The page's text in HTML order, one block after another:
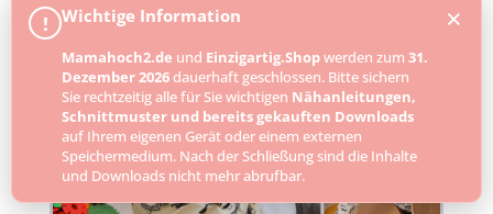
Fädelt dieses Stück mit einer Sicherheitsnadel durch
das Bündchen und verknotet die Enden.
Und fertig ist eure neue Lieblingsspielhose!
! Wichtige Information
Mamahoch2.de und Einzigartig.Shopwerden zum 31.
Dezember 2026dauerhaft geschlossen. Bitte sichern
Sie rechtzeitig alle für Sie wichtigen Nähanleitungen,
Schnittmuster und bereits gekauften Downloads
auf Ihrem eigenen Gerät oder einem externen
Speichermedium. Nach der Schließung sind die Inhalte
und Downloads nicht mehr abrufbar.
×